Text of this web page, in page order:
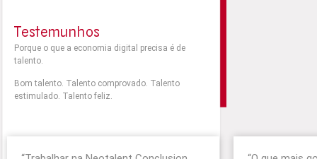
Testemunhos
Porque o que a economia digital precisa é de
talento.
Bom talento. Talento comprovado. Talento
estimulado. Talento feliz.